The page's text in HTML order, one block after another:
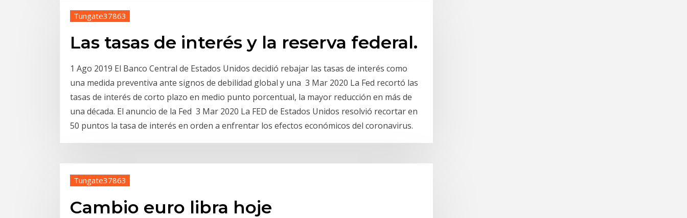
Tungate37863
Las tasas de interés y la reserva federal.
1 Ago 2019 El Banco Central de Estados Unidos decidió rebajar las tasas de interés como
una medida preventiva ante signos de debilidad global y una 3 Mar 2020 La Fed recortó las
tasas de interés de corto plazo en medio punto porcentual, la mayor reducción en más de
una década. El anuncio de la Fed 3 Mar 2020 La FED de Estados Unidos resolvió recortar en
50 puntos la tasa de interés en orden a enfrentar los efectos económicos del coronavirus.
Tungate37863
Cambio euro libra hoje